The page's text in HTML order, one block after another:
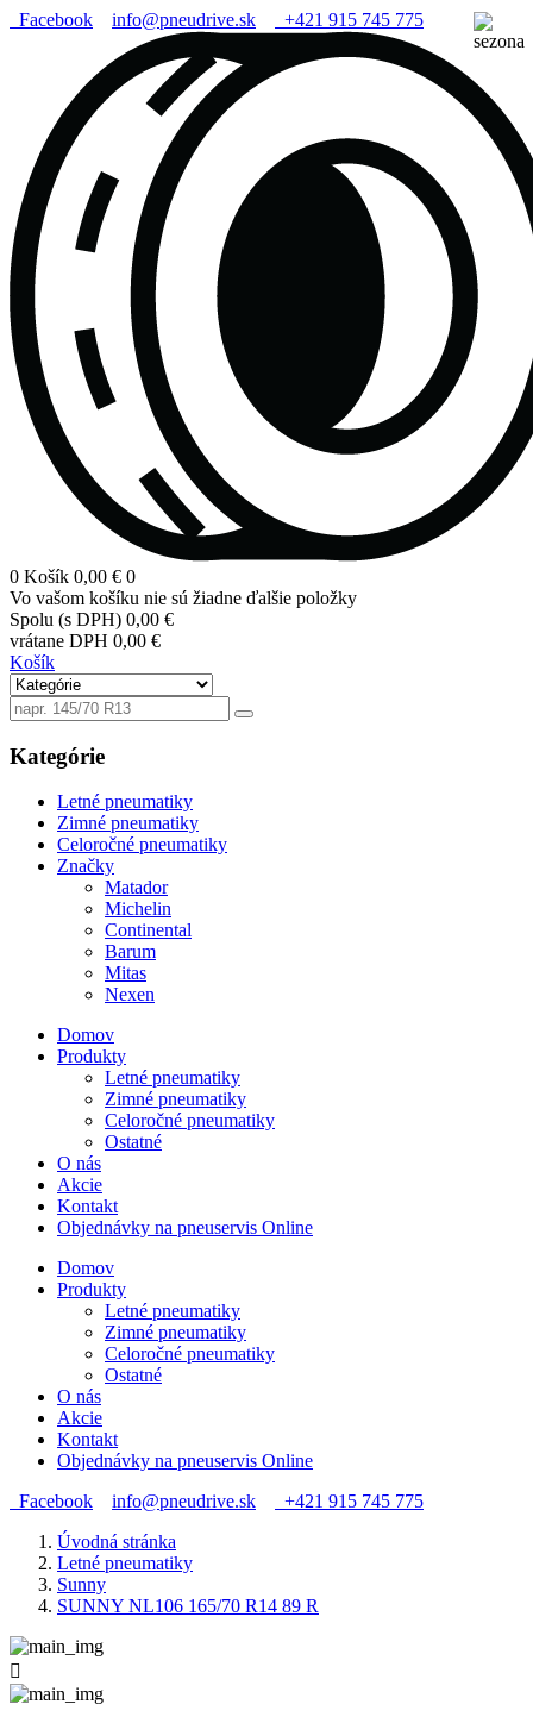
Facebook info@pneudrive.sk +421 915 745 775
0 Košík 0,00 € 0
Vo vašom košíku nie sú žiadne ďalšie položky
Spolu (s DPH) 0,00 €
vrátane DPH 0,00 €
Košík
Kategórie
Letné pneumatiky
Zimné pneumatiky
Celoročné pneumatiky
Značky
Matador
Michelin
Continental
Barum
Mitas
Nexen
Domov
Produkty
Letné pneumatiky
Zimné pneumatiky
Celoročné pneumatiky
Ostatné
O nás
Akcie
Kontakt
Objednávky na pneuservis Online
Domov
Produkty
Letné pneumatiky
Zimné pneumatiky
Celoročné pneumatiky
Ostatné
O nás
Akcie
Kontakt
Objednávky na pneuservis Online
Facebook
info@pneudrive.sk
+421 915 745 775
Úvodná stránka
Letné pneumatiky
Sunny
SUNNY NL106 165/70 R14 89 R
